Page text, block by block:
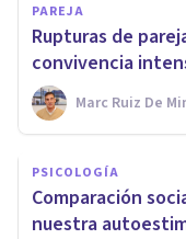
PAREJA
Rupturas de
convivencia
Marc Ruiz De
PSICOLOGÍA
Comparación
nuestra